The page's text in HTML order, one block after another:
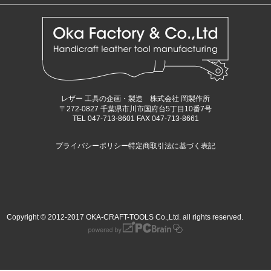
レザー 工具の企画・製造 株式会社 岡製作所
〒272-0827 千葉県市川市国府台5丁目10番7号
TEL 047-713-8601 FAX 047-713-8661
プライバシーポリシー特定商取引法に基づく表記
Copyright © 2012-2017 OKA-CRAFT-TOOLS Co.,Ltd. all rights reserved.